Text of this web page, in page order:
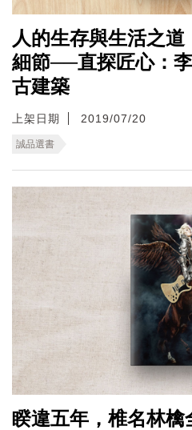
人的生存與生活之
細節──直探匠心：
古建築
上架日期 2019/07/20
誠品選書
睽違五年，椎名林